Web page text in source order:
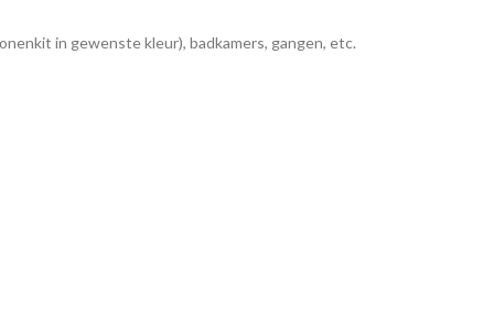
in gewenste kleur), badkamers, gangen, etc.